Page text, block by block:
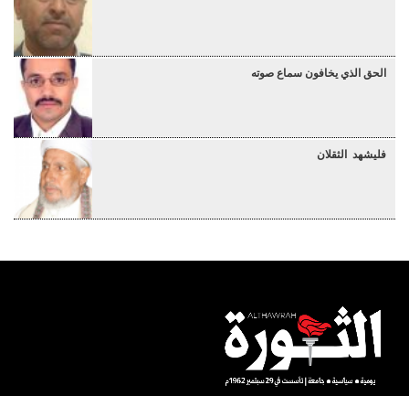
الحق الذي يخافون سماع صوته
فليشهد الثقلان